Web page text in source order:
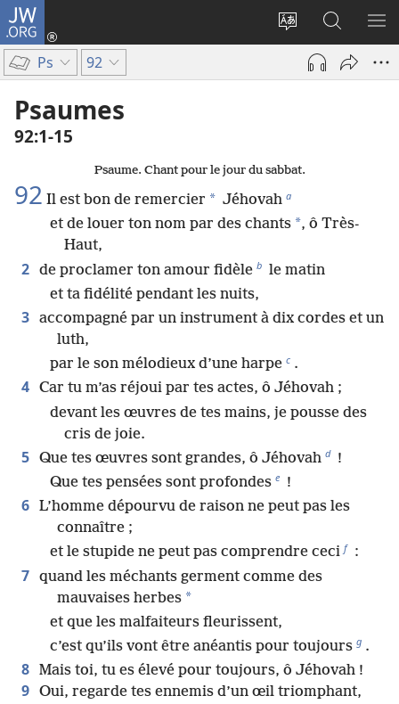
JW.ORG
Changer
langue
Se
connecter
sur
JW.ORG
Ps 92
Psaumes
92​:​1-15
Psaume. Chant pour le jour du sabbat.
92 Il est bon de remercier * Jéhovah a
et de louer ton nom par des chants *, ô Très-
Haut,
2 de proclamer ton amour fidèle b le matin
et ta fidélité pendant les nuits,
3 accompagné par un instrument à dix cordes et un
luth,
par le son mélodieux d’une harpe c .
4 Car tu m’as réjoui par tes actes, ô Jéhovah ;
devant les œuvres de tes mains, je pousse des
cris de joie.
5 Que tes œuvres sont grandes, ô Jéhovah d !
Que tes pensées sont profondes e !
6 L’homme dépourvu de raison ne peut pas les
connaître ;
et le stupide ne peut pas comprendre ceci f :
7 quand les méchants germent comme des
mauvaises herbes *
et que les malfaiteurs fleurissent,
c’est qu’ils vont être anéantis pour toujours g .
8 Mais toi, tu es élevé pour toujours, ô Jéhovah !
9 Oui, regarde tes ennemis d’un œil triomphant,